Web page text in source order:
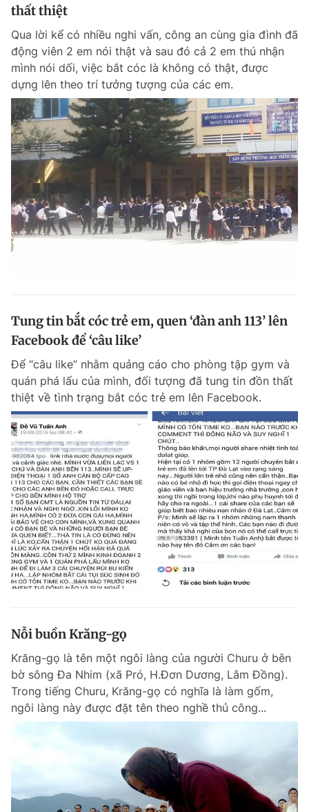
thất thiệt
Qua lời kể có nhiều nghi vấn, công an cùng gia đình đã
động viên 2 em nói thật và sau đó cả 2 em thú nhận
mình nói dối, việc bắt cóc là không có thật, được
dựng lên theo trí tưởng tượng của các em.
Tung tin bắt cóc trẻ em, quen ‘đàn anh 113’ lên
Facebook để ‘câu like’
Để “câu like” nhằm quảng cáo cho phòng tập gym và
quán phá lấu của mình, đối tượng đã tung tin đồn thất
thiệt về tình trạng bắt cóc trẻ em lên Facebook.
Nỗi buồn Krăng-gọ
Krăng-gọ là tên một ngôi làng của người Churu ở bên
bờ sông Đa Nhim (xã Pró, H.Đơn Dương, Lâm Đồng).
Trong tiếng Churu, Krăng-gọ có nghĩa là làm gốm,
ngôi làng này được đặt tên theo nghề thủ công...